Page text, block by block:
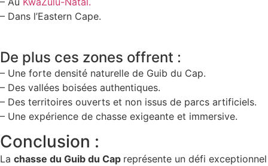
– Dans l’Eastern Cape.
De plus ces zones offrent :
– Une forte densité naturelle de Guib du Cap.
– Des vallées boisées authentiques.
– Des territoires ouverts et non issus de parcs artificiels.
– Une expérience de chasse exigeante et immersive.
Conclusion :
La chasse du Guib du Cap représente un défi exceptionnel